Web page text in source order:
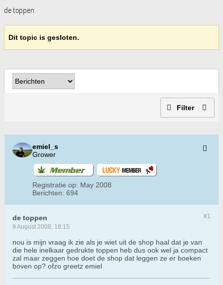
de toppen
Dit topic is gesloten.
Filter
emiel_s
Grower
Registratie op: May 2008
Berichten: 694
#1
de toppen
9 August 2008, 18:15
nou is mijn vraag ik zie als je wiet uit de shop haal dat je van
die hele inelkaar gedrukte toppen heb dus ook wel ja compact
zal maar zeggen hoe doet de shop dat leggen ze er boeken
boven op? ofzo greetz emiel